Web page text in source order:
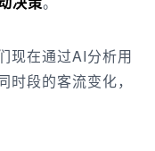
现在通过AI分析用
段的客流变化，